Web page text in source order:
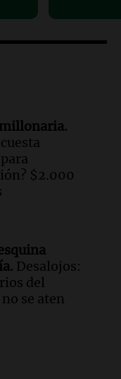
$2.000
Desalojos:
del
se aten